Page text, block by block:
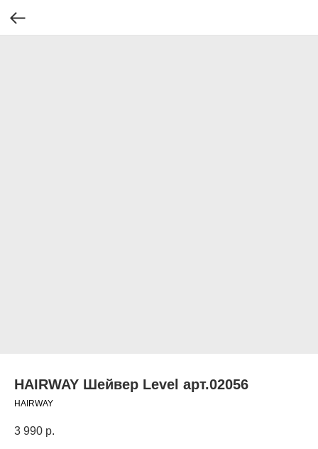
HAIRWAY Шейвер Level арт.02056
HAIRWAY
3 990 р.